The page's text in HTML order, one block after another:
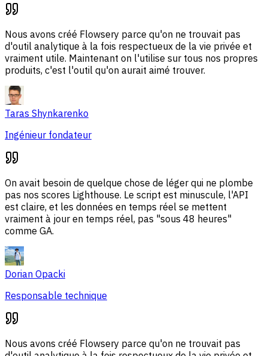
Nous avons créé Flowsery parce qu'on ne trouvait pas
d'outil analytique à la fois respectueux de la vie privée et
vraiment utile. Maintenant on l'utilise sur tous nos propres
produits, c'est l'outil qu'on aurait aimé trouver.
Taras Shynkarenko
Ingénieur fondateur
On avait besoin de quelque chose de léger qui ne plombe
pas nos scores Lighthouse. Le script est minuscule, l'API
est claire, et les données en temps réel se mettent
vraiment à jour en temps réel, pas "sous 48 heures"
comme GA.
Dorian Opacki
Responsable technique
Nous avons créé Flowsery parce qu'on ne trouvait pas